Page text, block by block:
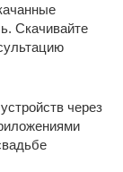
Скачивайте
через